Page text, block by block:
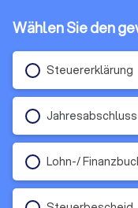
Wählen Sie den
Steuererklärung
Lohn-/